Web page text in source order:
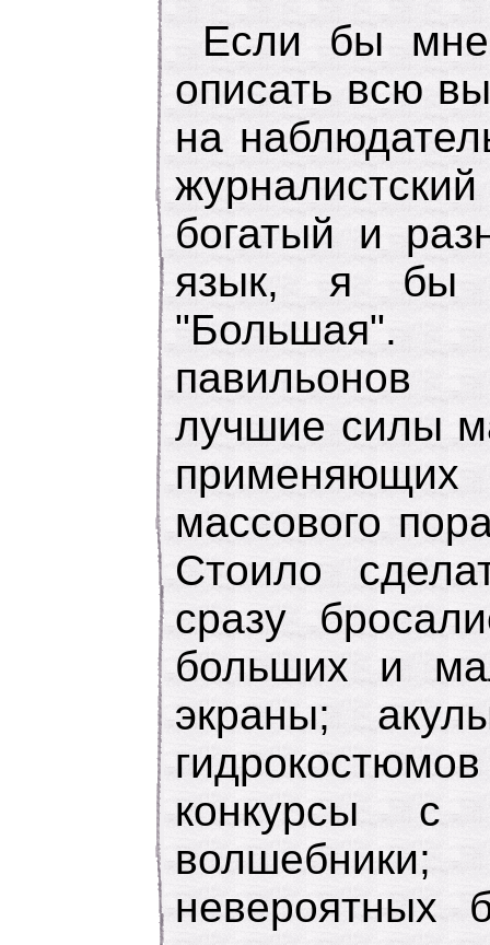
Если бы мне
описать всю
на
богатый и
язык, я бы
"Большая".
павильонов
лучшие силы
массового
Стоило
сразу
больших и
экраны;
конкурсы с
волшебники;
невероятных